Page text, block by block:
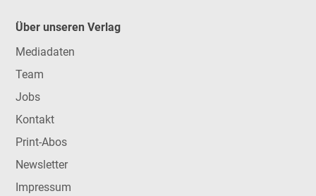
Über unseren Verlag
Mediadaten
Team
Jobs
Kontakt
Print-Abos
Newsletter
Impressum